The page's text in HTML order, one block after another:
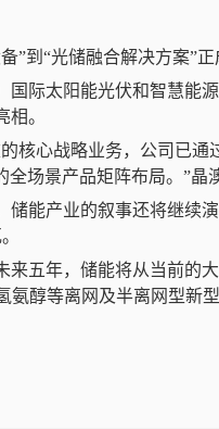
”到“光储融合解决方案”
国际太阳能光伏和智慧能
。
核心战略业务，公司已
全场景产品矩阵布局。”晶
储能产业的叙事还将继续
来五年，储能将从当前的
氨醇等离网及半离网型新